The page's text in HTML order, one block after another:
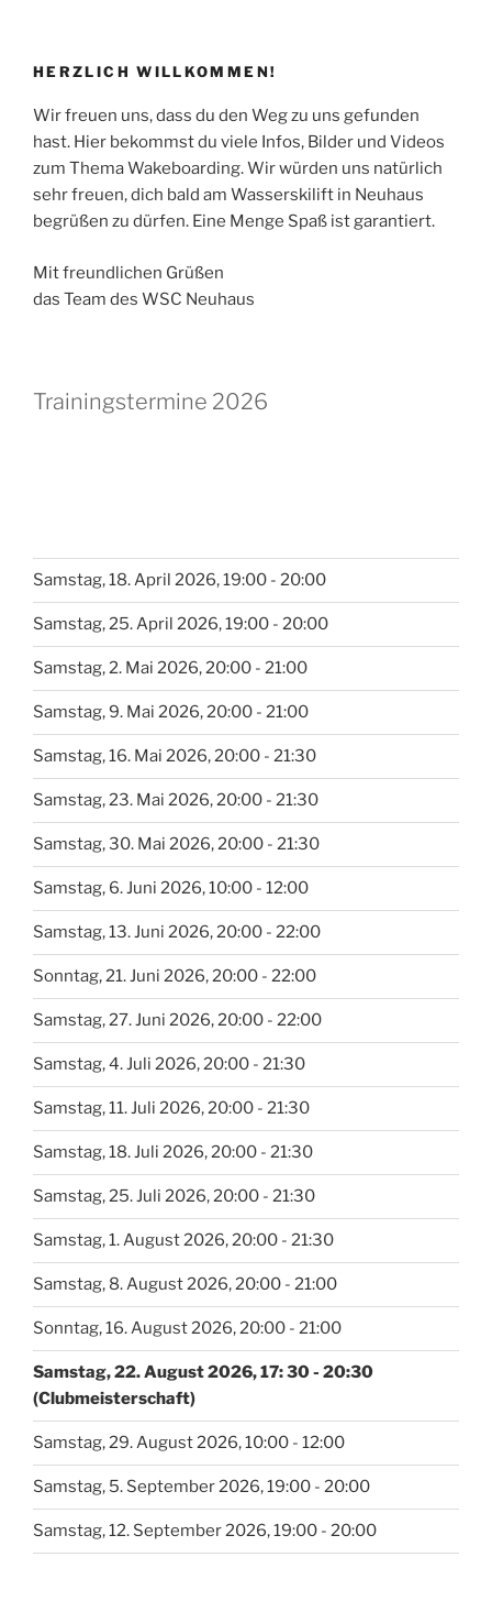
HERZLICH WILLKOMMEN!
Wir freuen uns, dass du den Weg zu uns gefunden
hast. Hier bekommst du viele Infos, Bilder und Videos
zum Thema Wakeboarding. Wir würden uns natürlich
sehr freuen, dich bald am Wasserskilift in Neuhaus
begrüßen zu dürfen. Eine Menge Spaß ist garantiert.
Mit freundlichen Grüßen
das Team des WSC Neuhaus
Trainingstermine 2026
Samstag, 18. April 2026, 19:00 - 20:00
Samstag, 25. April 2026, 19:00 - 20:00
Samstag, 2. Mai 2026, 20:00 - 21:00
Samstag, 9. Mai 2026, 20:00 - 21:00
Samstag, 16. Mai 2026, 20:00 - 21:30
Samstag, 23. Mai 2026, 20:00 - 21:30
Samstag, 30. Mai 2026, 20:00 - 21:30
Samstag, 6. Juni 2026, 10:00 - 12:00
Samstag, 13. Juni 2026, 20:00 - 22:00
Sonntag, 21. Juni 2026, 20:00 - 22:00
Samstag, 27. Juni 2026, 20:00 - 22:00
Samstag, 4. Juli 2026, 20:00 - 21:30
Samstag, 11. Juli 2026, 20:00 - 21:30
Samstag, 18. Juli 2026, 20:00 - 21:30
Samstag, 25. Juli 2026, 20:00 - 21:30
Samstag, 1. August 2026, 20:00 - 21:30
Samstag, 8. August 2026, 20:00 - 21:00
Sonntag, 16. August 2026, 20:00 - 21:00
Samstag, 22. August 2026, 17: 30 - 20:30
(Clubmeisterschaft)
Samstag, 29. August 2026, 10:00 - 12:00
Samstag, 5. September 2026, 19:00 - 20:00
Samstag, 12. September 2026, 19:00 - 20:00